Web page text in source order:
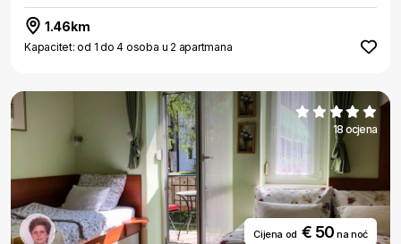
1.46km
Kapacitet: od 1 do 4 osoba u 2 apartmana
18 ocjena
Cijena od € 50na noć